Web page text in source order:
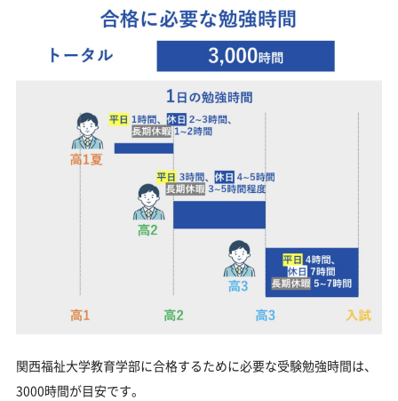
関西福祉大学教育学部に合格するために必要な受験勉強時間は、
3000時間が目安です。